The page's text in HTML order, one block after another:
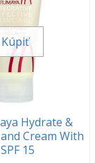
Kúpiť
Hydrate &
Cream With
SPF 15